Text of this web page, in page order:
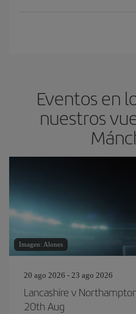
Eventos en
nuestros
Imagen: Alones
20 ago 2026 - 23 ago 2026
Lancashire v
20th Aug